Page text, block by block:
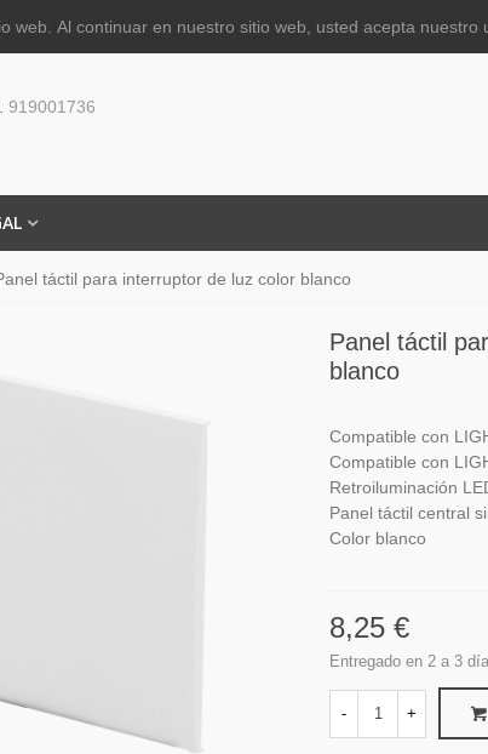
919001736
táctil para interruptor de luz color blanco
Panel táctil
blanco
Compatible con
Compatible con
Retroiluminación
Panel táctil central
Color blanco
8,25 €
Entregado en 2 a 3
- +
web. Al continuar en nuestro sitio web, usted acepta nuestro